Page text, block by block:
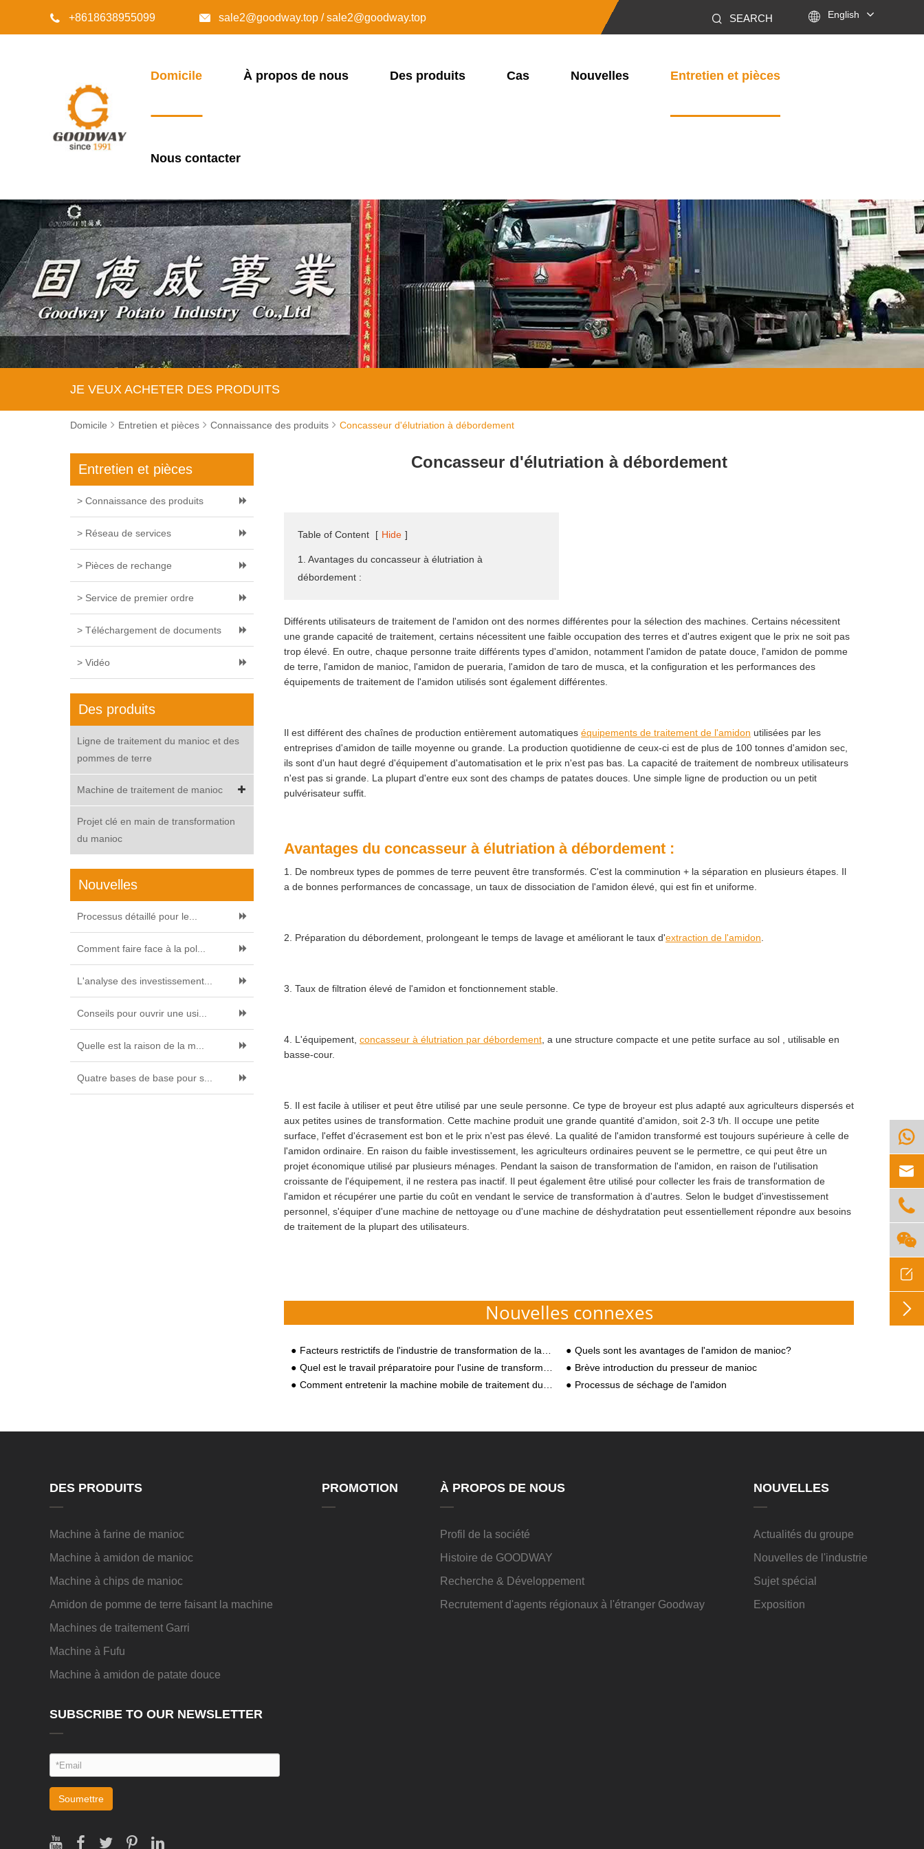
 +8618638955099  sale2@goodway.top / sale2@goodway.top SEARCH  English
Domicile À propos de nous Des produits Cas Nouvelles Entretien et pièces
Nous contacter
JE VEUX ACHETER DES PRODUITS
Domicile Entretien et pièces Connaissance des produits Concasseur d'élutriation à débordement
Entretien et pièces
> Connaissance des produits
> Réseau de services
> Pièces de rechange
> Service de premier ordre
> Téléchargement de documents
> Vidéo
Des produits
Ligne de traitement du manioc et des
pommes de terre
Machine de traitement de manioc
Projet clé en main de transformation
du manioc
Nouvelles
Processus détaillé pour le...
Comment faire face à la pol...
L'analyse des investissement...
Conseils pour ouvrir une usi...
Quelle est la raison de la m...
Quatre bases de base pour s...
Concasseur d'élutriation à débordement
Table of Content [ Hide ]
1. Avantages du concasseur à élutriation à
débordement :
Différents utilisateurs de traitement de l'amidon ont des normes différentes pour la sélection des machines. Certains nécessitent
une grande capacité de traitement, certains nécessitent une faible occupation des terres et d'autres exigent que le prix ne soit pas
trop élevé. En outre, chaque personne traite différents types d'amidon, notamment l'amidon de patate douce, l'amidon de pomme
de terre, l'amidon de manioc, l'amidon de pueraria, l'amidon de taro de musca, et la configuration et les performances des
équipements de traitement de l'amidon utilisés sont également différentes.
Il est différent des chaînes de production entièrement automatiques équipements de traitement de l'amidon utilisées par les
entreprises d'amidon de taille moyenne ou grande. La production quotidienne de ceux-ci est de plus de 100 tonnes d'amidon sec,
ils sont d'un haut degré d'équipement d'automatisation et le prix n'est pas bas. La capacité de traitement de nombreux utilisateurs
n'est pas si grande. La plupart d'entre eux sont des champs de patates douces. Une simple ligne de production ou un petit
pulvérisateur suffit.
Avantages du concasseur à élutriation à débordement :
1. De nombreux types de pommes de terre peuvent être transformés. C'est la comminution + la séparation en plusieurs étapes. Il
a de bonnes performances de concassage, un taux de dissociation de l'amidon élevé, qui est fin et uniforme.
2. Préparation du débordement, prolongeant le temps de lavage et améliorant le taux d'extraction de l'amidon
3. Taux de filtration élevé de l'amidon et fonctionnement stable.
4. L'équipement, concasseur à élutriation par débordement , a une structure compacte et une petite surface au sol , utilisable en
basse-cour.
5. Il est facile à utiliser et peut être utilisé par une seule personne. Ce type de broyeur est plus adapté aux agriculteurs dispersés et
aux petites usines de transformation. Cette machine produit une grande quantité d'amidon, soit 2-3 t/h. Il occupe une petite
surface, l'effet d'écrasement est bon et le prix n'est pas élevé. La qualité de l'amidon transformé est toujours supérieure à celle de
l'amidon ordinaire. En raison du faible investissement, les agriculteurs ordinaires peuvent se le permettre, ce qui peut être un
projet économique utilisé par plusieurs ménages. Pendant la saison de transformation de l'amidon, en raison de l'utilisation
croissante de l'équipement, il ne restera pas inactif. Il peut également être utilisé pour collecter les frais de transformation de
l'amidon et récupérer une partie du coût en vendant le service de transformation à d'autres. Selon le budget d'investissement
personnel, s'équiper d'une machine de nettoyage ou d'une machine de déshydratation peut essentiellement répondre aux besoins
de traitement de la plupart des utilisateurs.
Nouvelles connexes
Facteurs restrictifs de l'industrie de transformation de la pomme de terre
Quels sont les avantages de l'amidon de manioc?
Quel est le travail préparatoire pour l'usine de transformation de la farine de manioc ?
Brève introduction du presseur de manioc
Comment entretenir la machine mobile de traitement du manioc
Processus de séchage de l'amidon
DES PRODUITS
Machine à farine de manioc
Machine à amidon de manioc
Machine à chips de manioc
Amidon de pomme de terre faisant la machine
Machines de traitement Garri
Machine à Fufu
Machine à amidon de patate douce
SUBSCRIBE TO OUR NEWSLETTER
Soumettre
PROMOTION À PROPOS DE NOUS
Profil de la société
Histoire de GOODWAY
Recherche & Développement
Recrutement d'agents régionaux à l'étranger Goodway
NOUVELLES
Actualités du groupe
Nouvelles de l'industrie
Sujet spécial
Exposition





